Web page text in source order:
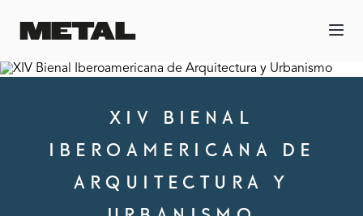
XIV BIENAL
IBEROAMERICANA DE
ARQUITECTURA Y